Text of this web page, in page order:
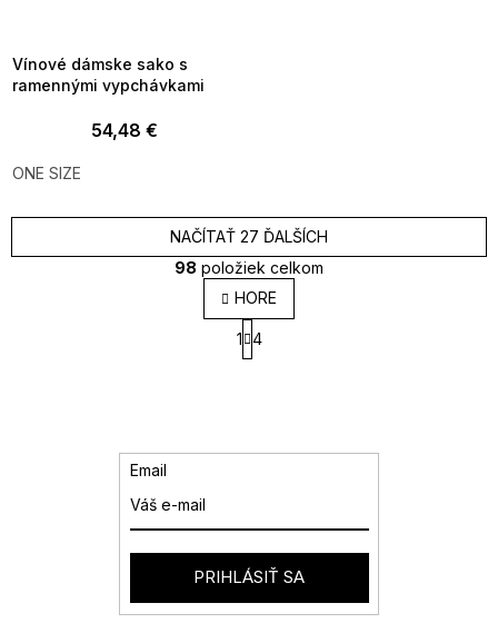
Vínové dámske sako s
ramennými vypchávkami
54,48 €
ONE SIZE
O
v
l
á
v
k
y
ý
NAČÍTAŤ 27 ĎALŠÍCH
S
t
r
v
e
1 4
98 položiek celkom
HORE
Email
PRIHLÁSIŤ SA